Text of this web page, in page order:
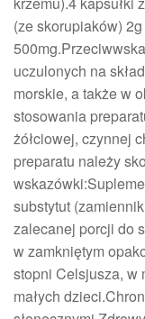
(ze skorupiaków)
uczulonych na
morskie, a także w
stosowania
żółciowej, czynnej
preparatu należy
substytut
zalecanej porcji do
w zamkniętym
stopni Celsjusza, w
małych